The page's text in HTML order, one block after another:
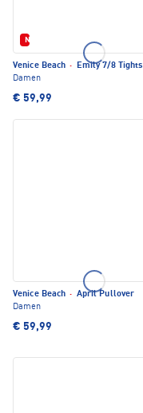
Neu
Venice Beach ·
Emily 7/8 Tights
Damen
€ 59,99
Venice Beach · April Pullover
Damen
€ 59,99